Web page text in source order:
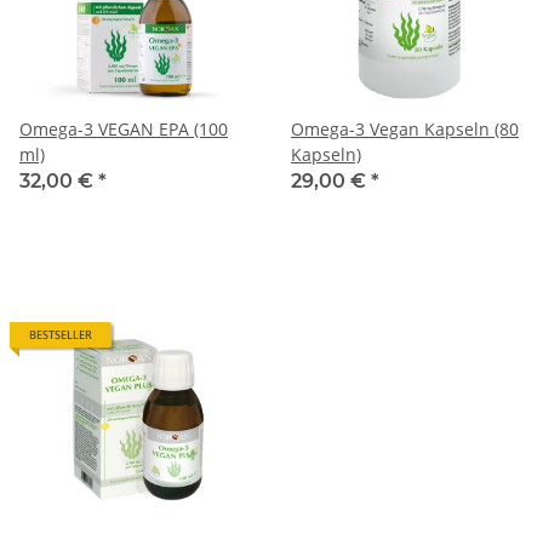
Omega-3 VEGAN EPA (100
ml)
32,00 € *
Omega-3 Vegan Kapseln (80
Kapseln)
29,00 € *
BESTSELLER